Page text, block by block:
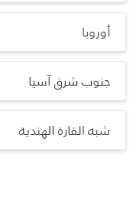
أوروبا
جنوب شرق آسيا
شبه القارة الهندية